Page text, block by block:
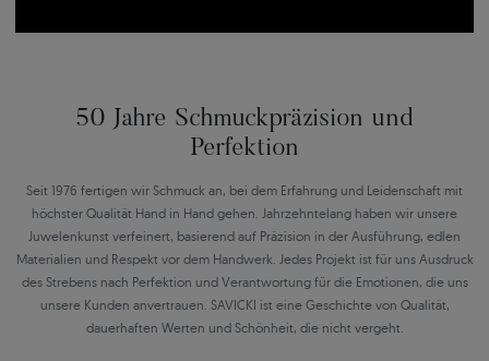
50 Jahre Schmuckpräzision und
Perfektion
Seit 1976 fertigen wir Schmuck an, bei dem Erfahrung und Leidenschaft mit
höchster Qualität Hand in Hand gehen. Jahrzehntelang haben wir unsere
Juwelenkunst verfeinert, basierend auf Präzision in der Ausführung, edlen
Materialien und Respekt vor dem Handwerk. Jedes Projekt ist für uns Ausdruck
des Strebens nach Perfektion und Verantwortung für die Emotionen, die uns
unsere Kunden anvertrauen. SAVICKI ist eine Geschichte von Qualität,
dauerhaften Werten und Schönheit, die nicht vergeht.